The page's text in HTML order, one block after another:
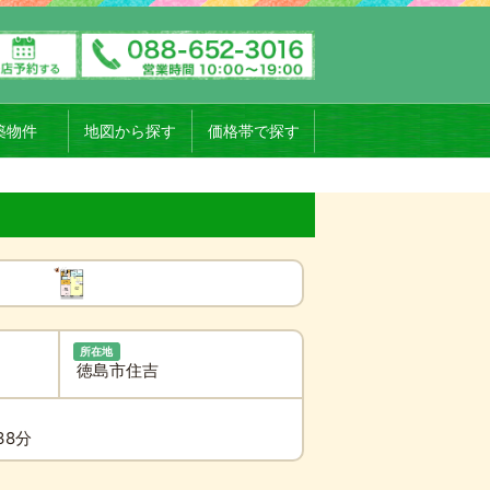
物件 地図から探す 価格帯で探す
所在地
徳島市住吉
分